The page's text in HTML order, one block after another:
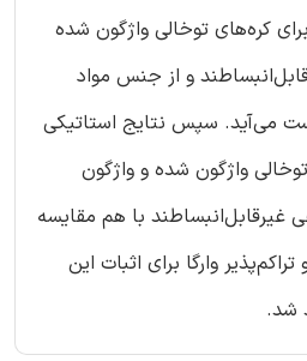
کره‌های توخالی واژگون شده
و از جنس مواد
می‌آید. سپس نتایج استاتیکی
واژگون شده و واژگون
غیرقابل‌انبساطند با هم مقایسه
وارگا برای اثبات این
شد.